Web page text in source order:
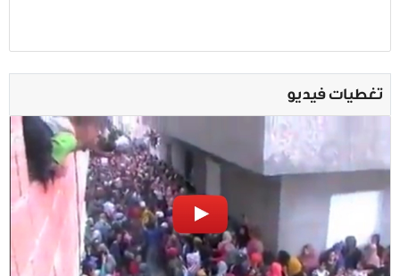
تغطيات فيديو